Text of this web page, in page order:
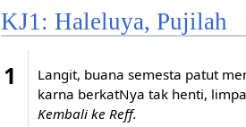
KJ1: Haleluya, Pujilah
1
Langit, buana semesta patut
karna berkatNya tak henti,
Kembali ke Reff.